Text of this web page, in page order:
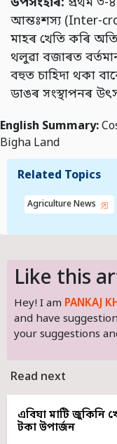
উপসংহাৰ: প্ৰথম ৩-
আন্তঃশস্য (Inter-
মাহৰ খেতি কৰি
থলুৱা বজাৰত
বহুত চাহিদা থকা
ডাঙৰ সংস্থাপনৰ
English Summary:
Bigha Land
Related Topics
Agriculture News
Like this
Hey! I am PANKAJ
and have
your suggestions
Read next
এবিঘা মাটি জুকিনি
টকা উপাৰ্জন